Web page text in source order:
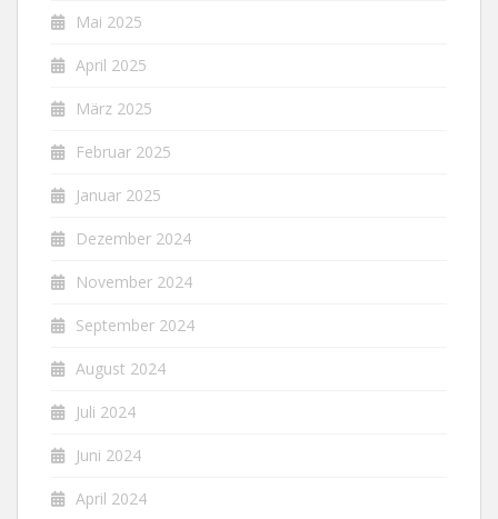
Mai 2025
April 2025
März 2025
Februar 2025
Januar 2025
Dezember 2024
November 2024
September 2024
August 2024
Juli 2024
Juni 2024
April 2024